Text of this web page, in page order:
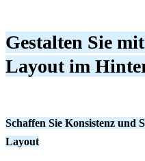
Gestalten Sie
Layout im
Schaffen Sie Konsistenz
Layout